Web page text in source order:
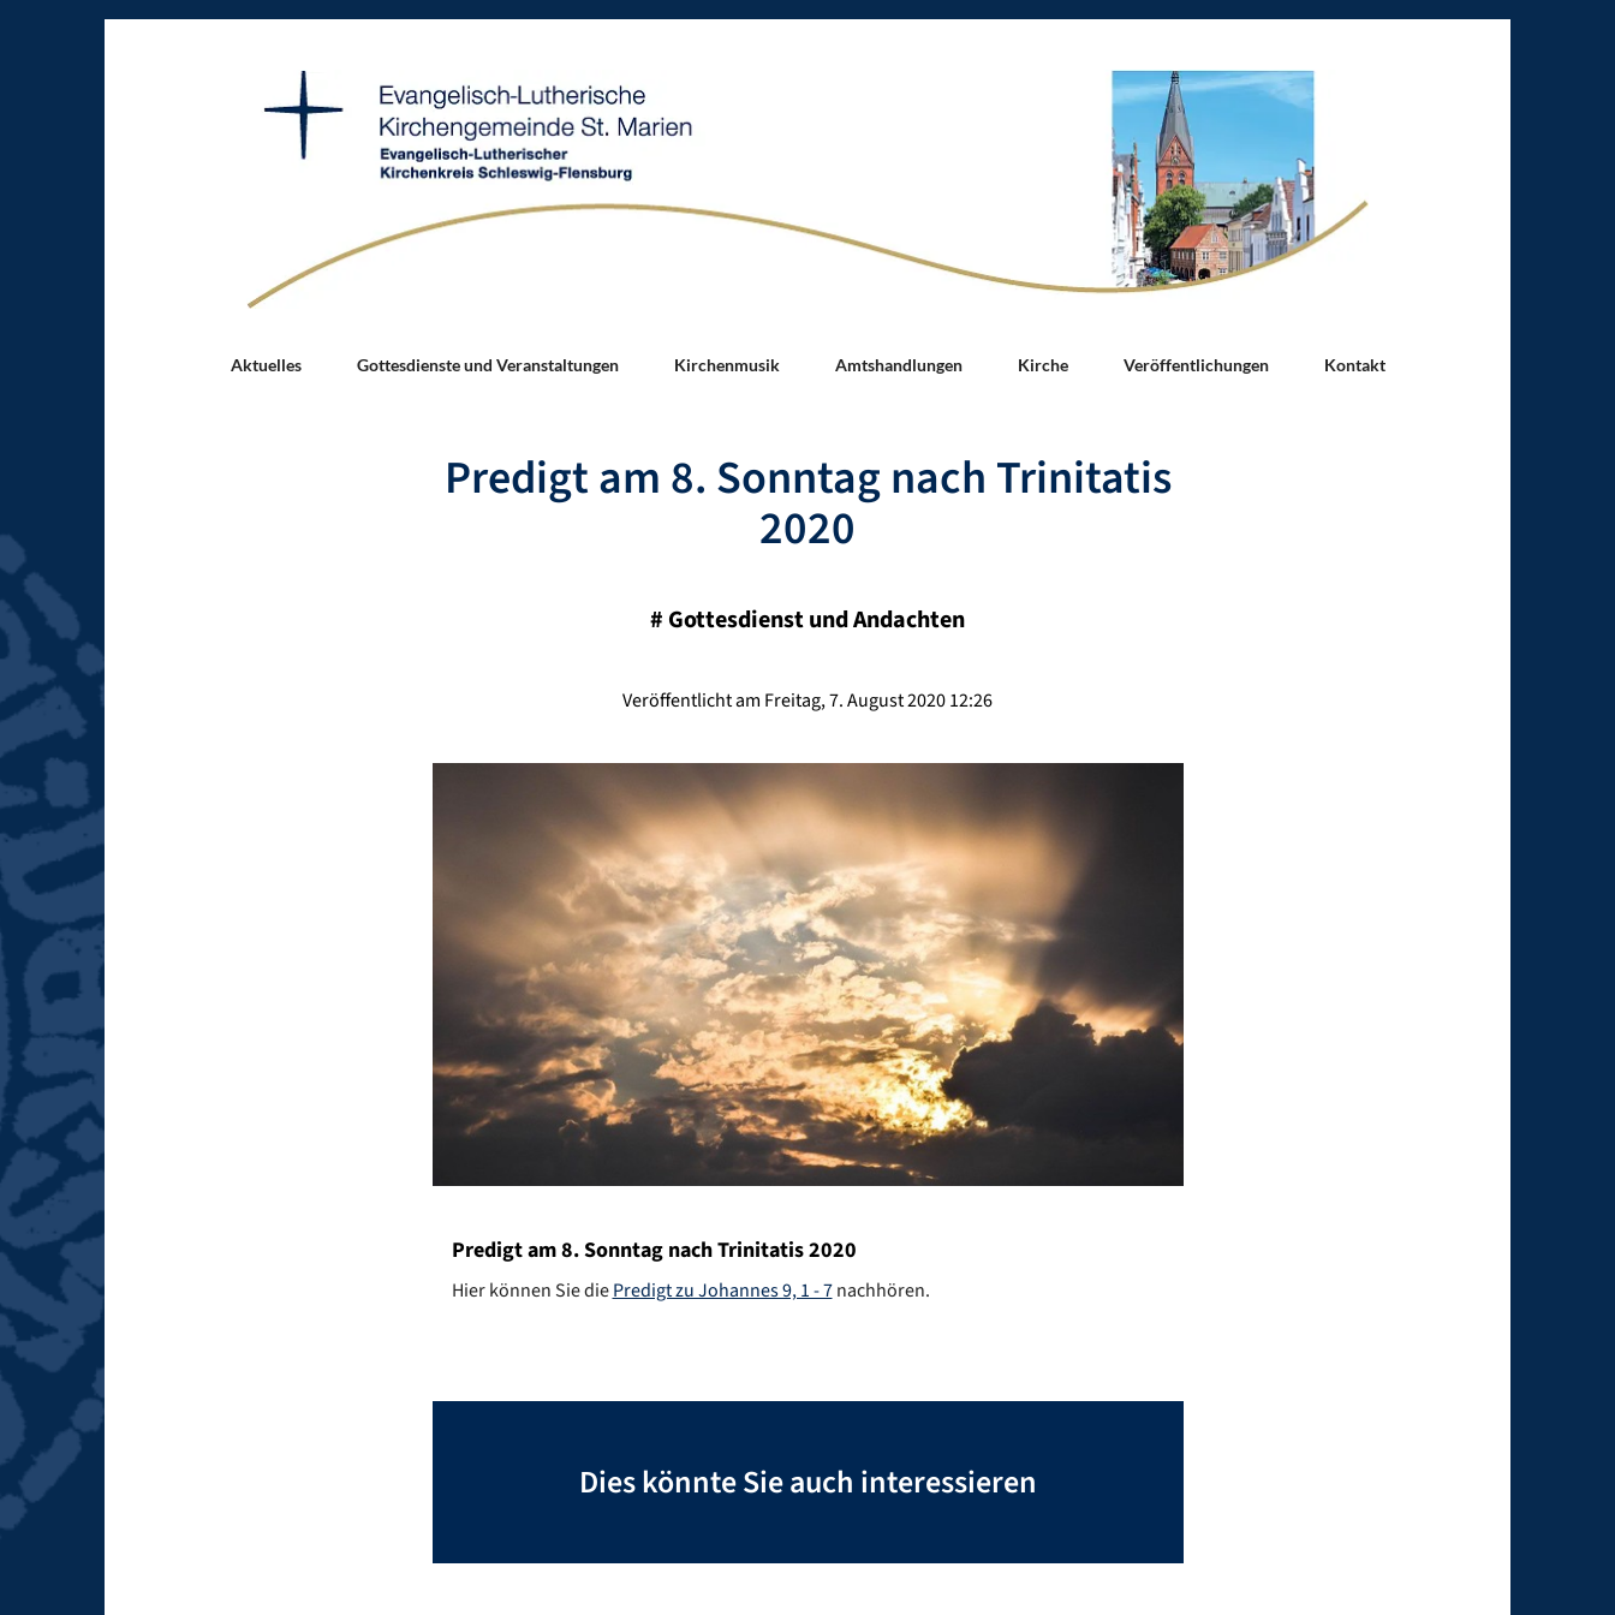
Aktuelles Gottesdienste und Veranstaltungen Kirchenmusik Amtshandlungen Kirche Veröffentlichungen Kontakt
Predigt am 8. Sonntag nach Trinitatis
2020
# Gottesdienst und Andachten
Veröffentlicht am Freitag, 7. August 2020 12:26
Predigt am 8. Sonntag nach Trinitatis 2020
Hier können Sie diePredigt zu Johannes 9, 1 - 7nachhören.
Dies könnte Sie auch interessieren